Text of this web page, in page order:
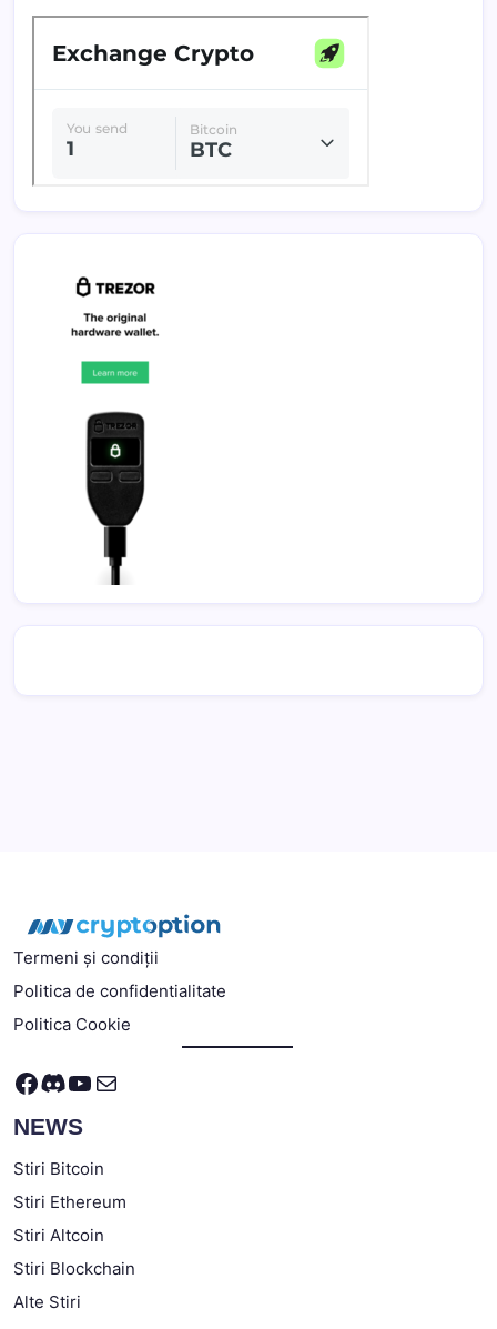
Termeni și condiții
Politica de confidentialitate
Politica Cookie
Facebook
Discord
YouTube
Mail
NEWS
Stiri Bitcoin
Stiri Ethereum
Stiri Altcoin
Stiri Blockchain
Alte Stiri